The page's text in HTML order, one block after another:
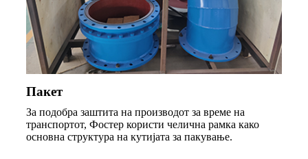
Пакет
За подобра заштита на производот за време на
транспортот, Фостер користи челична рамка како
основна структура на кутијата за пакување.